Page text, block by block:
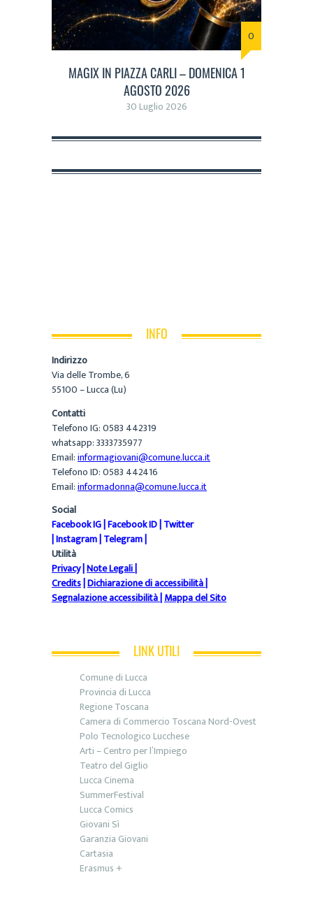
0
MAGIX IN PIAZZA CARLI – DOMENICA 1
AGOSTO 2026
30 Luglio 2026
INFO
Indirizzo
Via delle Trombe, 6
55100 – Lucca (Lu)
Contatti
Telefono IG: 0583 442319
whatsapp: 3333735977
Email:informagiovani@comune.lucca.it
Telefono ID: 0583 442416
Email:informadonna@comune.lucca.it
Social
Facebook IG|Facebook ID|Twitter
|Instagram|Telegram|
Utilità
Privacy|Note Legali|
Credits|Dichiarazione di accessibilità|
Segnalazione accessibilità|Mappa del Sito
LINK UTILI
Comune di Lucca
Provincia di Lucca
Regione Toscana
Camera di Commercio Toscana Nord-Ovest
Polo Tecnologico Lucchese
Arti – Centro per l’Impiego
Teatro del Giglio
Lucca Cinema
SummerFestival
Lucca Comics
Giovani Sì
Garanzia Giovani
Cartasia
Erasmus +